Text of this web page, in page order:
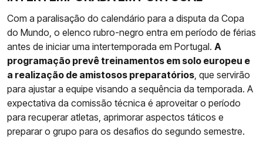
Com a paralisação do calendário para a disputa da Copa
do Mundo, o elenco rubro-negro entra em período de férias
antes de iniciar uma intertemporada em Portugal. A
programação prevê treinamentos em solo europeu e
a realização de amistosos preparatórios, que servirão
para ajustar a equipe visando a sequência da temporada. A
expectativa da comissão técnica é aproveitar o período
para recuperar atletas, aprimorar aspectos táticos e
preparar o grupo para os desafios do segundo semestre.